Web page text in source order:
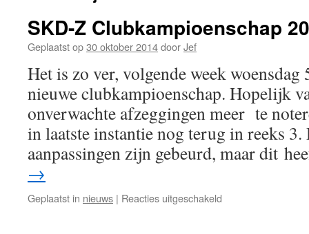
SKD-Z Clubkampioenschap
Geplaatst op30 oktober 2014doorJef
Het is zo ver, volgende week
nieuwe clubkampioenschap. Hopelijk
onverwachte afzeggingen meer te
in laatste instantie nog terug in reeks 3.
aanpassingen zijn gebeurd, maar dit
→
Geplaatst in nieuws | Reacties uitgeschakeld